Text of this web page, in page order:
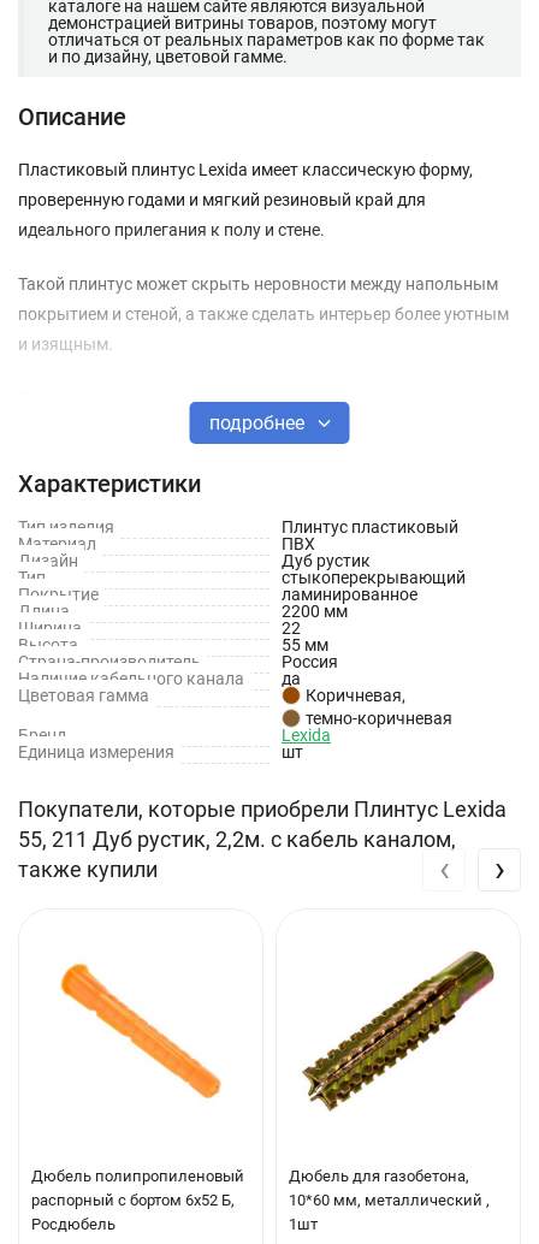
каталоге на нашем сайте являются визуальной
демонстрацией витрины товаров, поэтому могут
отличаться от реальных параметров как по форме так
и по дизайну, цветовой гамме.
Описание
Пластиковый плинтус Lexida имеет классическую форму,
проверенную годами и мягкий резиновый край для
идеального прилегания к полу и стене.
Такой плинтус может скрыть неровности между напольным
покрытием и стеной, а также сделать интерьер более уютным
и изящным.
Большой выбор оттенков позволит идеально подобрать
плинтус под любое напольное покрытие, а кабель-канал дает
необходимые провода.
Характеристики
Производитель: Lexida
Страна производства: Россия
Длина: 2500 мм
Высота: 55 мм
подробнее
Характеристики
Тип изделия
Плинтус пластиковый
Материал
ПВХ
Дизайн
Дуб рустик
Тип
стыкоперекрывающий
Покрытие
ламинированное
Длина
2200 мм
Ширина
22
Высота
55 мм
Страна-производитель
Россия
Наличие кабельного канала
да
Цветовая гамма
Коричневая,
темно-коричневая
Бренд
Lexida
Единица измерения
шт
Покупатели, которые приобрели Плинтус Lexida
55, 211 Дуб рустик, 2,2м. с кабель каналом,
также купили
Дюбель полипропиленовый
распорный с бортом 6х52 Б,
Росдюбель
Дюбель для газобетона,
10*60 мм, металлический ,
1шт
‹ ›